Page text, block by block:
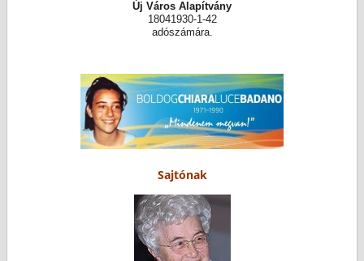
Új Város Alapítvány
18041930-1-42
adószámára.
Sajtónak